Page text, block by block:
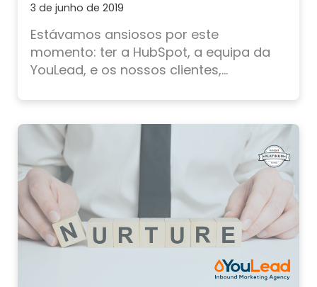
3 de junho de 2019
Estávamos ansiosos por este
momento: ter a HubSpot, a equipa da
YouLead, e os nossos clientes,...